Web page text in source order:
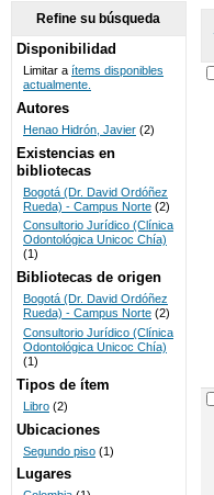
DE
BIBLIOTECAS
UNICOC
Refine su búsqueda
Disponibilidad
Limitar a ítems disponibles
actualmente.
Autores
Henao Hidrón, Javier (2)
Existencias en
bibliotecas
Bogotá (Dr. David Ordóñez
Rueda) - Campus Norte (2)
Consultorio Jurídico (Clínica
Odontológica Unicoc Chía)
(1)
Bibliotecas de origen
Bogotá (Dr. David Ordóñez
Rueda) - Campus Norte (2)
Consultorio Jurídico (Clínica
Odontológica Unicoc Chía)
(1)
Tipos de ítem
Libro (2)
Ubicaciones
Segundo piso (1)
Lugares